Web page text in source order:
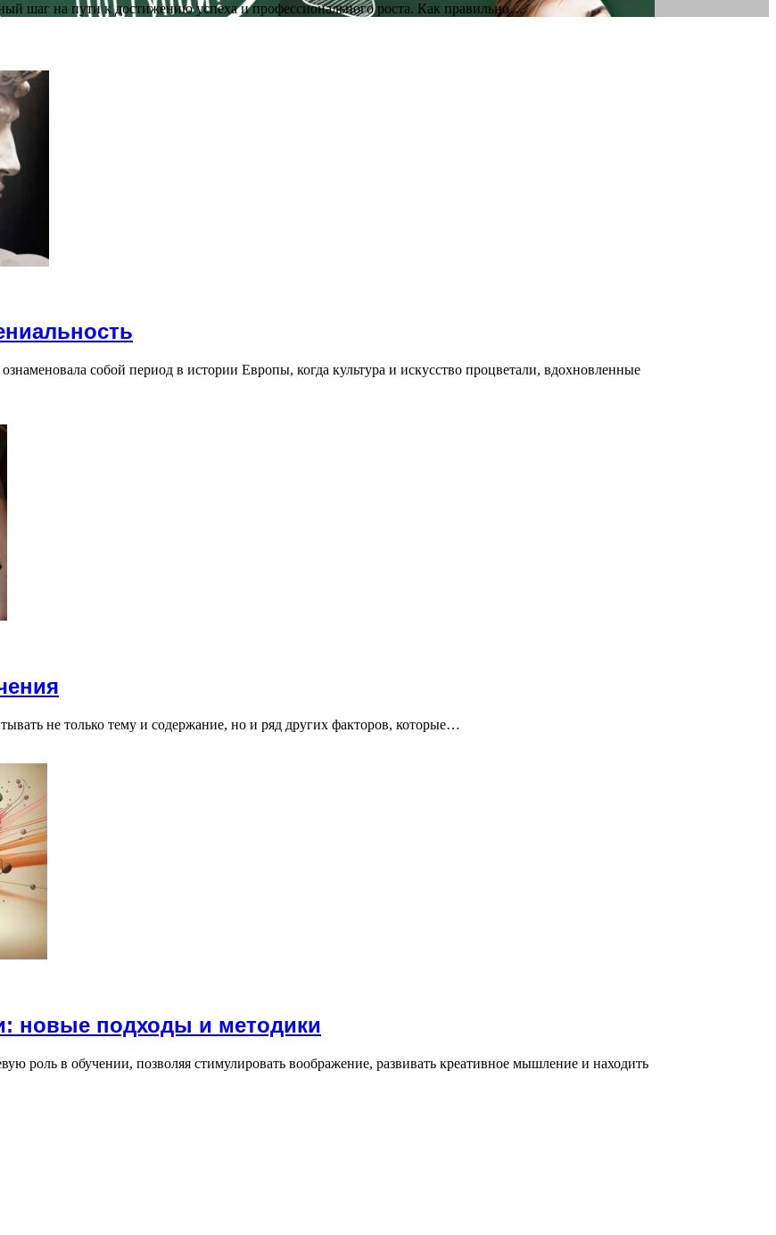
шаг на пути к достижению успеха и профессионального роста. Как правильно…
собой период в истории Европы, когда культура и искусство процветали, вдохновленные
не только тему и содержание, но и ряд других факторов, которые…
новые подходы и методики
роль в обучении, позволяя стимулировать воображение, развивать креативное мышление и находить